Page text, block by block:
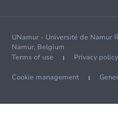
UNamur - Université de Namur
Namur, Belgium
Terms of use
Privacy policy
Cookie management